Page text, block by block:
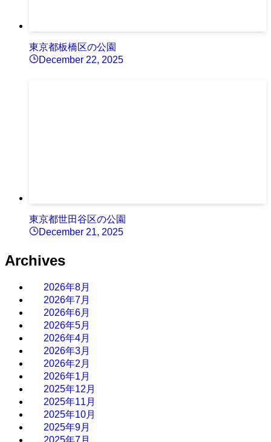
東京都板橋区の公園
December 22, 2025
東京都世田谷区の公園
December 21, 2025
Archives
2026年8月
2026年7月
2026年6月
2026年5月
2026年4月
2026年3月
2026年2月
2026年1月
2025年12月
2025年11月
2025年10月
2025年9月